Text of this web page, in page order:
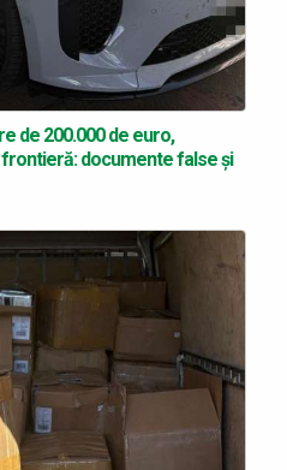
de 200.000 de euro,
documente false și